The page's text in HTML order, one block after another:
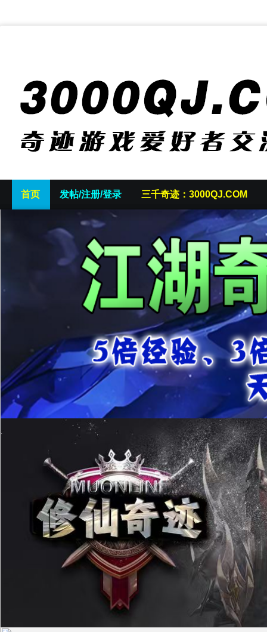
首页 发帖/注册/登录 三千奇迹：3000QJ.COM